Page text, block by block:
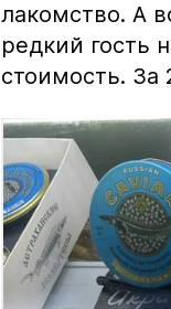
лакомство. А
редкий гость
стоимость. За